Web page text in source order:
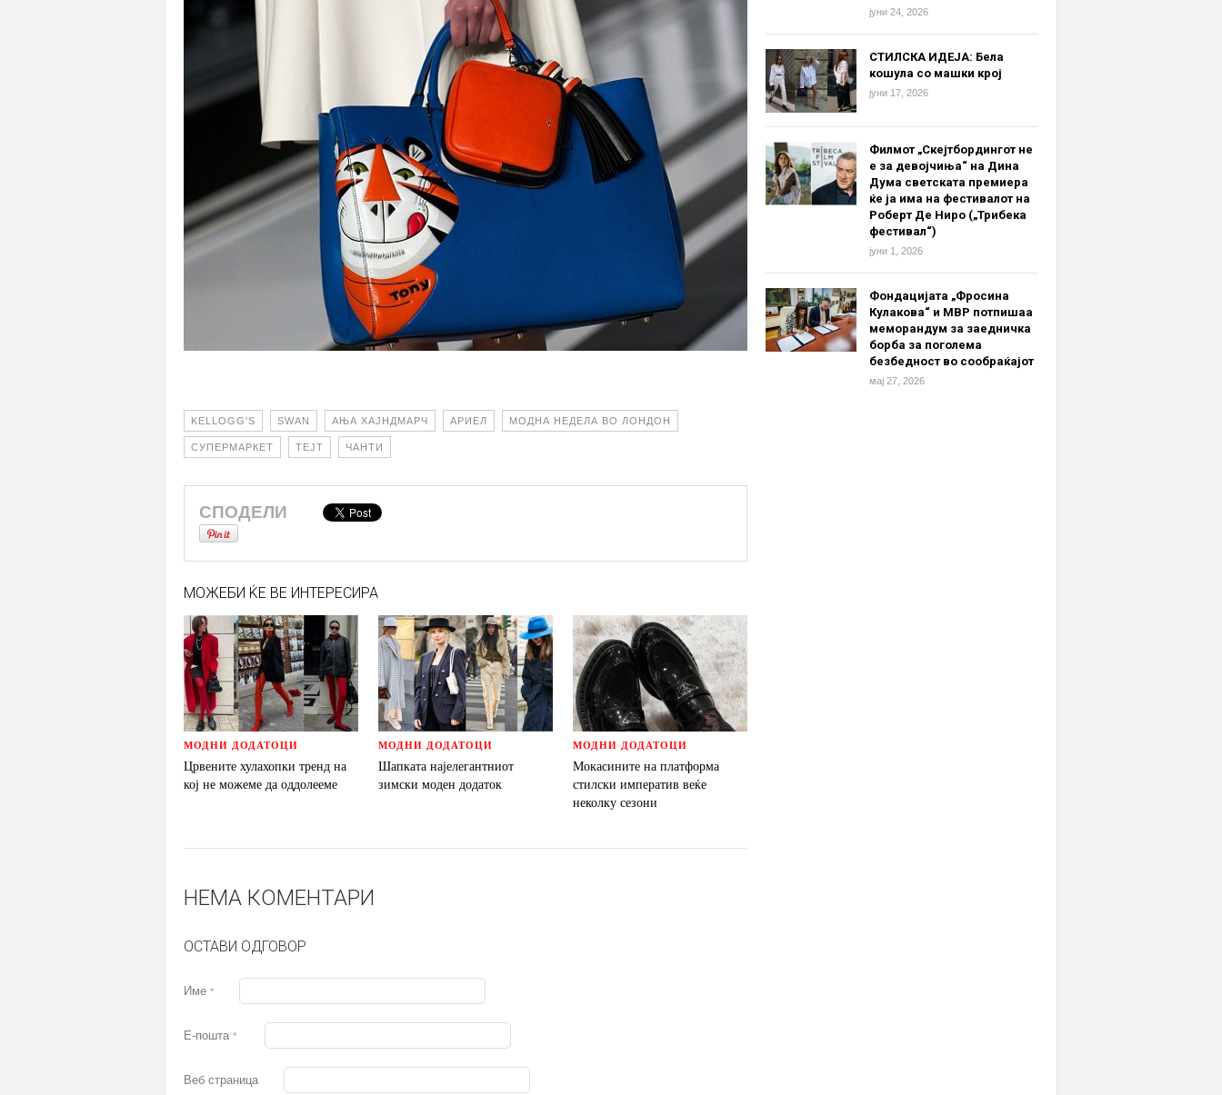
KELLOGG'S SWAN АЊА ХАЈНДМАРЧ АРИЕЛ МОДНА НЕДЕЛА ВО ЛОНДОН
СУПЕРМАРКЕТ ТЕЈТ ЧАНТИ
СПОДЕЛИ
МОЖЕБИ ЌЕ ВЕ ИНТЕРЕСИРА
МОДНИ ДОДАТОЦИ
Црвените хулахопки тренд на
кој не можеме да оддолееме
МОДНИ ДОДАТОЦИ
Шапката најелегантниот
зимски моден додаток
МОДНИ ДОДАТОЦИ
Мокасините на платформа
стилски императив веќе
неколку сезони
НЕМА КОМЕНТАРИ
ОСТАВИ ОДГОВОР
Име *
Е-пошта *
Веб страница
јуни 24, 2026
СТИЛСКА ИДЕЈА: Бела
кошула со машки крој
јуни 17, 2026
Филмот „Скејтбордингот не
е за девојчиња“ на Дина
Дума светската премиера
ќе ја има на фестивалот на
Роберт Де Ниро („Трибека
фестивал“)
јуни 1, 2026
Фондацијата „Фросина
Кулакова“ и МВР потпишаа
меморандум за заедничка
борба за поголема
безбедност во сообраќајот
мај 27, 2026